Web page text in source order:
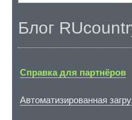
Блог
Справка для партнёров
Автоматизированная